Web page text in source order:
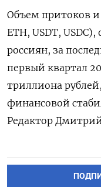
Объем притоков и
ETH, USDT,
россиян, за
первый квартал
триллиона
финансовой
Редактор